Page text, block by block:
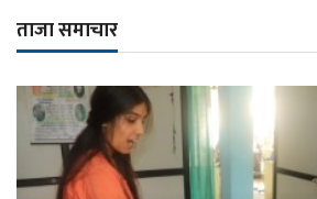
ताजा समाचार